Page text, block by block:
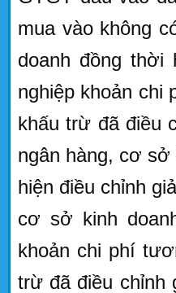
mua vào không
doanh đồng thời
nghiệp khoản chi
khấu trừ đã điều
ngân hàng, cơ
hiện điều chỉnh
cơ sở kinh
khoản chi phí
trừ đã điều chỉnh